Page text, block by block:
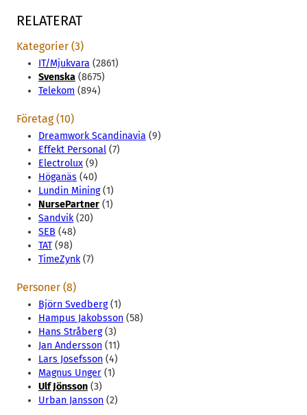
RELATERAT
Kategorier (3)
IT/Mjukvara (2861)
Svenska (8675)
Telekom (894)
Företag (10)
Dreamwork Scandinavia (9)
Effekt Personal (7)
Electrolux (9)
Höganäs (40)
Lundin Mining(1)
NursePartner (1)
Sandvik(20)
SEB (48)
TAT(98)
TimeZynk(7)
Personer (8)
Björn Svedberg(1)
Hampus Jakobsson (58)
Hans Stråberg(3)
Jan Andersson (11)
Lars Josefsson (4)
Magnus Unger (1)
Ulf Jönsson (3)
Urban Jansson (2)